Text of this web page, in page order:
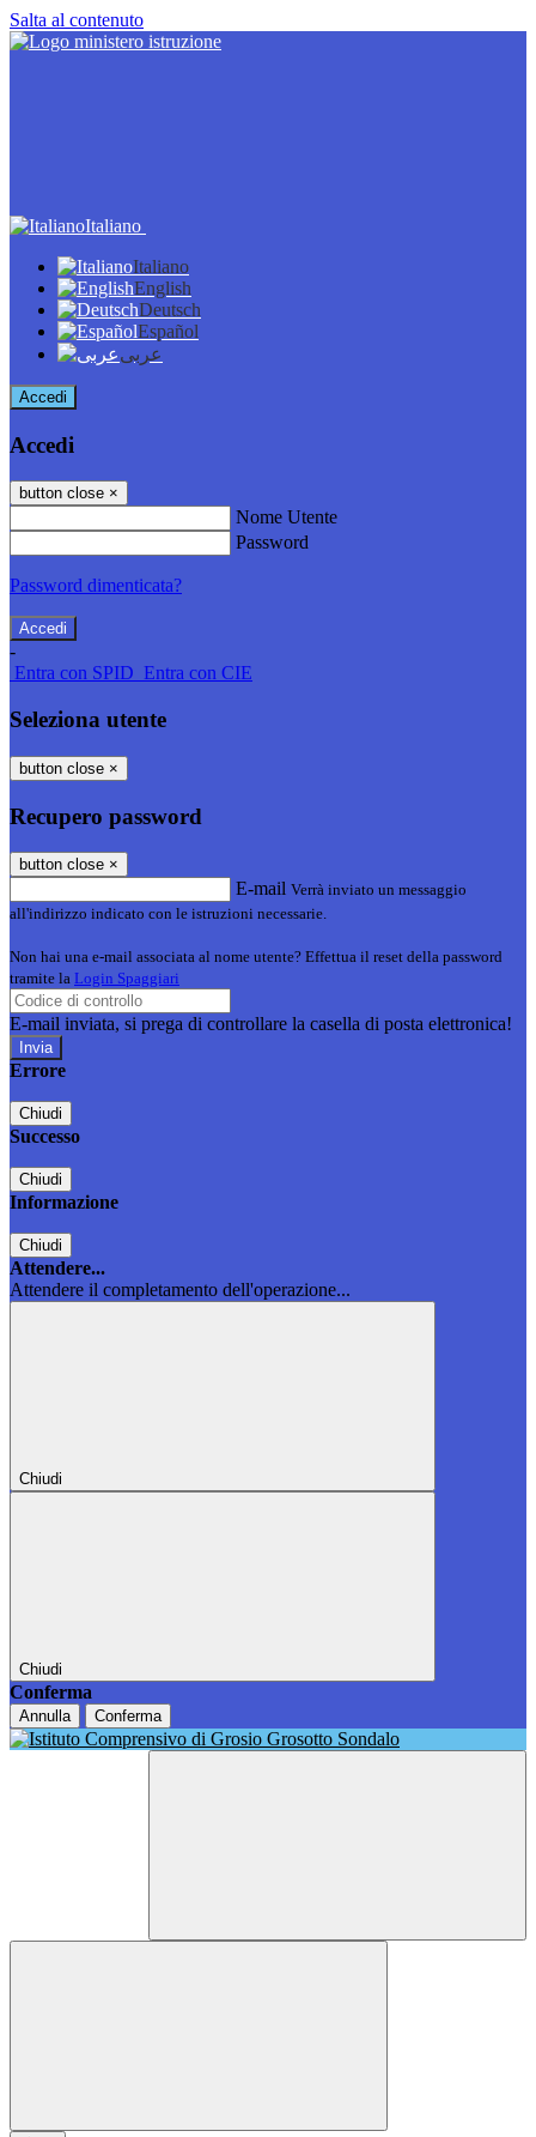
Salta al contenuto
Italiano
Italiano
English
Deutsch
Español
عربى
Accedi
Accedi
button close ×
Nome Utente
Password
Password dimenticata?
-
Entra con SPID Entra con CIE
Seleziona utente
button close ×
Recupero password
button close ×
E-mail Verrà inviato un messaggio
all'indirizzo indicato con le istruzioni necessarie.
Non hai una e-mail associata al nome utente? Effettua il reset della password
tramite la Login Spaggiari
E-mail inviata, si prega di controllare la casella di posta elettronica!
Errore
Chiudi
Successo
Chiudi
Informazione
Chiudi
Attendere...
Attendere il completamento dell'operazione...
Chiudi
Chiudi
Conferma
Annulla Conferma